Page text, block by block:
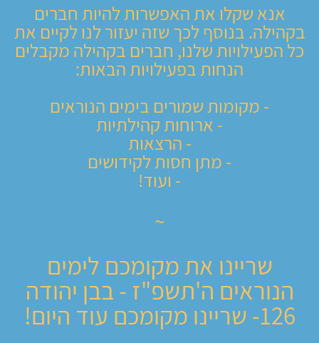
אנא שקלו את האפשרות להיות חברים
בקהילה. בנוסף לכך שזה יעזור לנו לקיים את
כל הפעילויות שלנו, חברים בקהילה מקבלים
הנחות בפעילויות הבאות:
- מקומות שמורים בימים הנוראים
- ארוחות קהילתיות
- הרצאות
- מתן חסות לקידושים
- ועוד!
~
שריינו את מקומכם לימים
הנוראים ה'תשפ"ז - בבן יהודה
126- שריינו מקומכם עוד היום!